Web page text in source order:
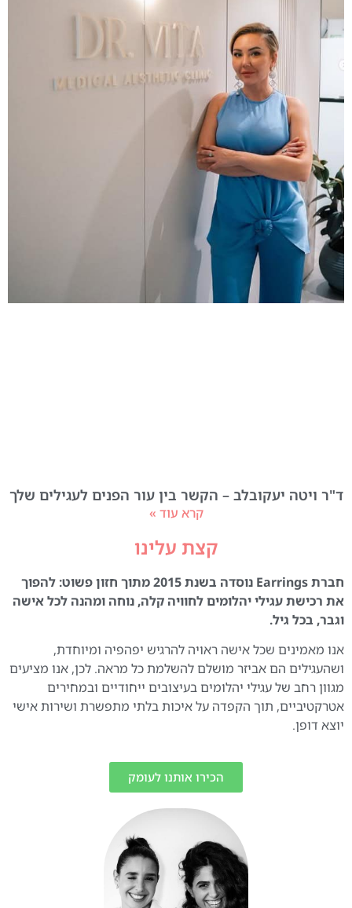
ד"ר ויטה יעקובלב – הקשר בין עור הפנים לעגילים שלך
קרא עוד »
קצת עלינו
חברת Earrings נוסדה בשנת 2015 מתוך חזון פשוט: להפוך
את רכישת עגילי יהלומים לחוויה קלה, נוחה ומהנה לכל אישה
וגבר, בכל גיל.
אנו מאמינים שכל אישה ראויה להרגיש יפהפיה ומיוחדת,
ושהעגילים הם אביזר מושלם להשלמת כל מראה. לכן, אנו מציעים
מגוון רחב של עגילי יהלומים בעיצובים ייחודיים ובמחירים
אטרקטיביים, תוך הקפדה על איכות בלתי מתפשרת ושירות אישי
יוצא דופן.
הכירו אותנו לעומק